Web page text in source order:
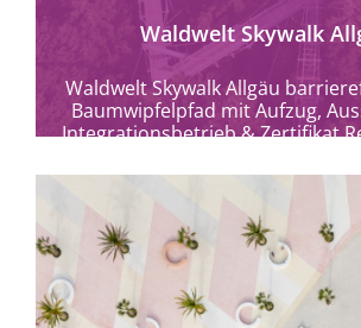
Waldwelt Skywalk
Waldwelt Skywalk Allgäu
Baumwipfelpfad mit Aufzug,
Integrationsbetrieb & Zertifikat